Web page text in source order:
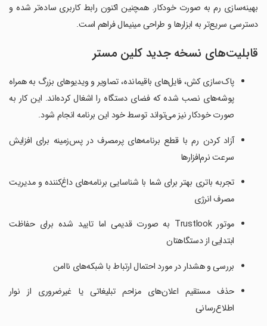
بهینه‌سازی رم به صورت خودکار. همچنین اکنون رابط کاربری ساده‌تر شده و
دسترسی سریع‌تر به ابزارها و طراحی مینیمال فراهم است.
قابلیت‌های نسخه جدید کلین مستر
پاک‌سازی کش، فایل‌های باقیمانده، تصاویر و ویدیوهای بزرگ به همراه
پوشه‌های نصب شده که فضای دستگاه را اشغال کرده‌اند. این کار به
صورت خودکار نیز می‌تواند توسط خود این برنامه انجام شود.
آزاد کردن رم با قطع برنامه‌های پرمصرف در پس‌زمینه برای افزایش
سرعت نرم‌افزارها
تجربه باتری بهتر برای شما با شناسایی برنامه‌های داغ‌کننده و مدیریت
مصرف انرژی
موتور Trustlook به صورت قدیمی اما تایید شده برای حفاظت
ابتدایی از دستگاهتان
بررسی و هشدار در مورد احتمال ارتباط با شبکه‌های ناامن
حذف مستقیم اعلان‌های مزاحم تبلیغاتی یا غیرضروری از نوار
اطلاع‌رسانی